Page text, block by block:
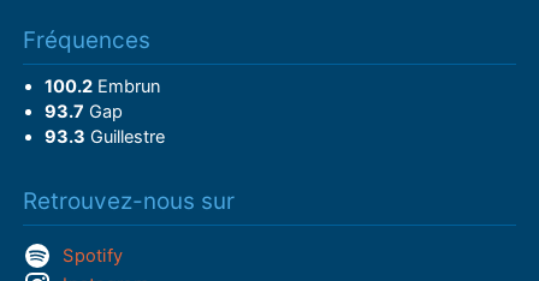
Fréquences
100.2Embrun
93.7 Gap
93.3 Guillestre
Retrouvez-nous sur
Spotify